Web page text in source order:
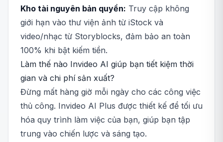
Kho tài nguyên bản quyền: Truy cập không
giới hạn vào thư viện ảnh từ iStock và
video/nhạc từ Storyblocks, đảm bảo an toàn
100% khi bật kiếm tiền.
Làm thế nào Invideo AI giúp bạn tiết kiệm thời
gian và chi phí sản xuất?
Đừng mất hàng giờ mỗi ngày cho các công việc
thủ công. Invideo AI Plus được thiết kế để tối ưu
hóa quy trình làm việc của bạn, giúp bạn tập
trung vào chiến lược và sáng tạo.